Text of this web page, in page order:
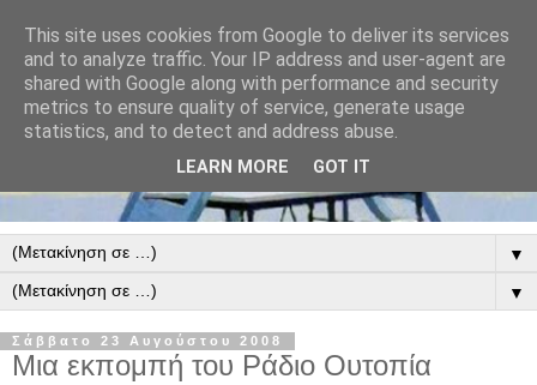
▼
▼
Σάββατο 23 Αυγούστου 2008
Μια εκπομπή του Ράδιο Ουτοπία
This site uses cookies from Google to deliver its services
and to analyze traffic. Your IP address and user-agent are
shared with Google along with performance and security
metrics to ensure quality of service, generate usage
statistics, and to detect and address abuse.
LEARN MORE GOT IT